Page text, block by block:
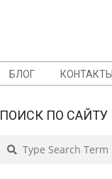
БЛОГ КОНТАКТЫ
ПОИСК ПО САЙТУ
Search